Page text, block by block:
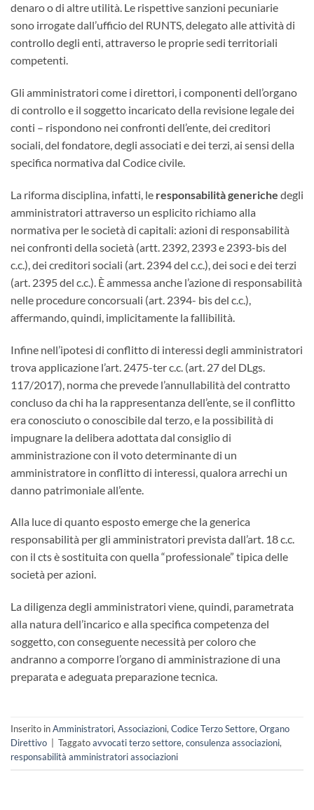
denaro o di altre utilità. Le rispettive sanzioni pecuniarie
sono irrogate dall’ufficio del RUNTS, delegato alle attività di
controllo degli enti, attraverso le proprie sedi territoriali
competenti.
Gli amministratori come i direttori, i componenti dell’organo
di controllo e il soggetto incaricato della revisione legale dei
conti – rispondono nei confronti dell’ente, dei creditori
sociali, del fondatore, degli associati e dei terzi, ai sensi della
specifica normativa dal Codice civile.
La riforma disciplina, infatti, le responsabilità generiche degli
amministratori attraverso un esplicito richiamo alla
normativa per le società di capitali: azioni di responsabilità
nei confronti della società (artt. 2392, 2393 e 2393-bis del
c.c.), dei creditori sociali (art. 2394 del c.c.), dei soci e dei terzi
(art. 2395 del c.c.). È ammessa anche l’azione di responsabilità
nelle procedure concorsuali (art. 2394- bis del c.c.),
affermando, quindi, implicitamente la fallibilità.
Infine nell’ipotesi di conflitto di interessi degli amministratori
trova applicazione l’art. 2475-ter c.c. (art. 27 del DLgs.
117/2017), norma che prevede l’annullabilità del contratto
concluso da chi ha la rappresentanza dell’ente, se il conflitto
era conosciuto o conoscibile dal terzo, e la possibilità di
impugnare la delibera adottata dal consiglio di
amministrazione con il voto determinante di un
amministratore in conflitto di interessi, qualora arrechi un
danno patrimoniale all’ente.
Alla luce di quanto esposto emerge che la generica
responsabilità per gli amministratori prevista dall’art. 18 c.c.
con il cts è sostituita con quella “professionale” tipica delle
società per azioni.
La diligenza degli amministratori viene, quindi, parametrata
alla natura dell’incarico e alla specifica competenza del
soggetto, con conseguente necessità per coloro che
andranno a comporre l’organo di amministrazione di una
preparata e adeguata preparazione tecnica.
Inserito inAmministratori,Associazioni,Codice Terzo Settore,Organo
Direttivo
Taggatoavvocati terzo settore,consulenza associazioni,
responsabilità amministratori associazioni